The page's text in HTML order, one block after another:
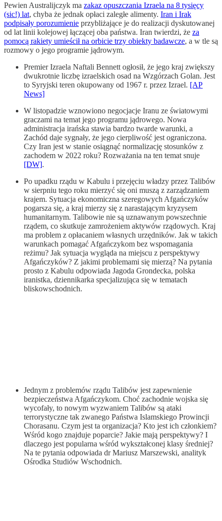
Pewien Australijczyk ma zakaz opuszczania Izraela na 8 tysięcy
(sic!) lat, chyba że jednak opłaci zaległe alimenty. Iran i Irak
podpisały porozumienie przybliżające je do realizacji dyskutowanej
od lat linii kolejowej łączącej oba państwa. Iran twierdzi, że za
pomocą rakiety umieścił na orbicie trzy obiekty badawcze, a w tle są
rozmowy o jego programie jądrowym.
Premier Izraela Naftali Bennett ogłosił, że jego kraj zwiększy
dwukrotnie liczbę izraelskich osad na Wzgórzach Golan. Jest
to Syryjski teren okupowany od 1967 r. przez Izrael. [AP
News]
W listopadzie wznowiono negocjacje Iranu ze światowymi
graczami na temat jego programu jądrowego. Nowa
administracja irańska stawia bardzo twarde warunki, a
Zachód daje sygnały, że jego cierpliwość jest ograniczona.
Czy Iran jest w stanie osiągnąć normalizację stosunków z
zachodem w 2022 roku? Rozważania na ten temat snuje
[DW].
Po upadku rządu w Kabulu i przejęciu władzy przez Talibów
w sierpniu tego roku mierzyć się oni muszą z zarządzaniem
krajem. Sytuacja ekonomiczna szeregowych Afgańczyków
pogarsza się, a kraj mierzy się z narastającym kryzysem
humanitarnym. Talibowie nie są uznawanym powszechnie
rządem, co skutkuje zamrożeniem aktywów rządowych. Kraj
ma problem z opłacaniem własnych urzędników. Jak w takich
warunkach pomagać Afgańczykom bez wspomagania
reżimu? Jak sytuacja wygląda na miejscu z perspektywy
Afgańczyków? Z jakimi problemami się mierzą? Na pytania
prosto z Kabulu odpowiada Jagoda Grondecka, polska
iranistka, dziennikarka specjalizująca się w tematach
bliskowschodnich.
Jednym z problemów rządu Talibów jest zapewnienie
bezpieczeństwa Afgańczykom. Choć zachodnie wojska się
wycofały, to nowym wyzwaniem Talibów są ataki
terrorystyczne tak zwanego Państwa Islamskiego Prowincji
Chorasanu. Czym jest ta organizacja? Kto jest ich członkiem?
Wśród kogo znajduje poparcie? Jakie mają perspektywy? I
dlaczego jest popularna wśród wykształconej klasy średniej?
Na te pytania odpowiada dr Mariusz Marszewski, analityk
Ośrodka Studiów Wschodnich.